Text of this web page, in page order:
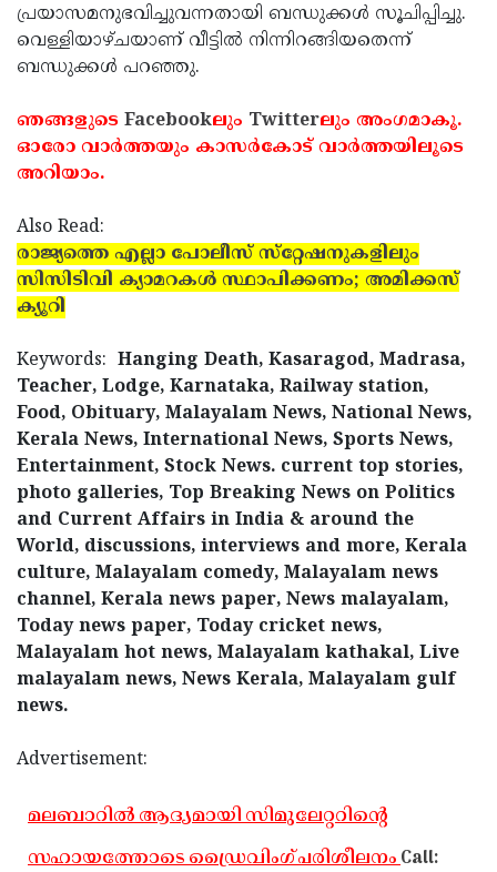
പ്രയാസമനുഭവിച്ചുവന്നതായി ബന്ധുക്കള്‍ സൂചിപ്പിച്ചു.
വെള്ളിയാഴ്ചയാണ് വീട്ടില്‍ നിന്നിറങ്ങിയതെന്ന്
ബന്ധുക്കള്‍ പറഞ്ഞു.
ഞങ്ങളുടെ Facebookലും Twitterലും അംഗമാകൂ.
ഓരോ വാര്‍ത്തയും കാസര്‍കോട് വാര്‍ത്തയിലൂടെ
അറിയാം.
Also Read:
രാജ്യത്തെ എല്ലാ പോലീസ് സ്‌റ്റേഷനുകളിലും
സിസിടിവി ക്യാമറകള്‍ സ്ഥാപിക്കണം; അമിക്കസ്
ക്യൂറി
Keywords: Hanging Death, Kasaragod, Madrasa,
Teacher, Lodge, Karnataka, Railway station,
Food, Obituary, Malayalam News, National News,
Kerala News, International News, Sports News,
Entertainment, Stock News. current top stories,
photo galleries, Top Breaking News on Politics
and Current Affairs in India & around the
World, discussions, interviews and more, Kerala
culture, Malayalam comedy, Malayalam news
channel, Kerala news paper, News malayalam,
Today news paper, Today cricket news,
Malayalam hot news, Malayalam kathakal, Live
malayalam news, News Kerala, Malayalam gulf
news.
Advertisement:
മലബാറില്‍ ആദ്യമായി സിമുലേറ്ററിന്റെ
സഹായത്തോടെ ഡ്രൈവിംഗ് പരിശീലനംCall: